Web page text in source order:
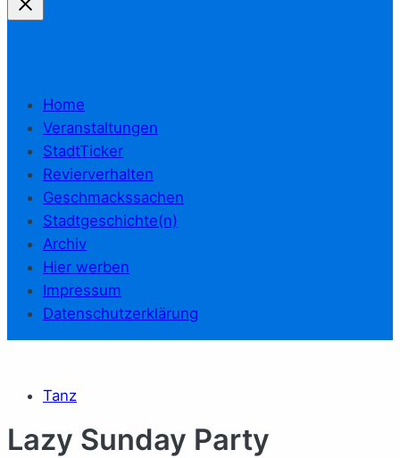
Home
Veranstaltungen
StadtTicker
Revierverhalten
Geschmackssachen
Stadtgeschichte(n)
Archiv
Hier werben
Impressum
Datenschutzerklärung
Tanz
Lazy Sunday Party